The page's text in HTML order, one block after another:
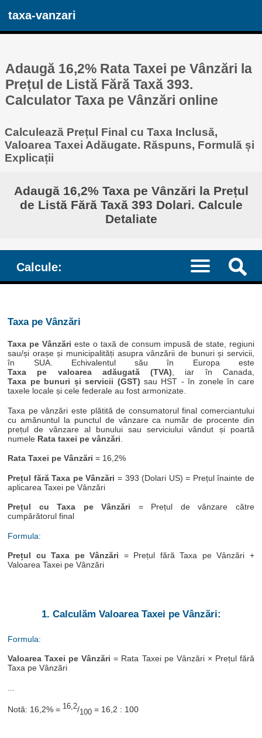
taxa-vanzari
Adaugă 16,2% Rata Taxei pe Vânzări la
Prețul de Listă Fără Taxă 393.
Calculator Taxa pe Vânzări online
Calculează Prețul Final cu Taxa Inclusă,
Valoarea Taxei Adăugate. Răspuns, Formulă și
Explicații
Adaugă 16,2% Taxa pe Vânzări la Prețul
de Listă Fără Taxă 393 Dolari. Calcule
Detaliate
Calcule:
Taxa pe Vânzări
Taxa pe Vânzări este o taxă de consum impusă de state, regiuni
sau/și orașe și municipalități asupra vânzării de bunuri și servicii,
în SUA. Echivalentul său în Europa este
Taxa pe valoarea adăugată (TVA) , iar în Canada,
Taxa pe bunuri și servicii (GST) sau HST - în zonele în care
taxele locale și cele federale au fost armonizate.
Taxa pe vânzări este plătită de consumatorul final comerciantului
cu amănuntul la punctul de vânzare ca număr de procente din
prețul de vânzare al bunului sau serviciului vândut și poartă
numele Rata taxei pe vânzări
Rata Taxei pe Vânzări = 16,2%
Prețul fără Taxa pe Vânzări = 393 (Dolari US) = Prețul înainte de
aplicarea Taxei pe Vânzări
Prețul cu Taxa pe Vânzări = Prețul de vânzare către
cumpărătorul final
Formula:
Prețul cu Taxa pe Vânzări = Prețul fără Taxa pe Vânzări +
Valoarea Taxei pe Vânzări
1. Calculăm Valoarea Taxei pe Vânzări:
Formula:
Valoarea Taxei pe Vânzări = Rata Taxei pe Vânzări × Prețul fără
Taxa pe Vânzări
Notă: 16,2% = 16,2/100 = 16,2 : 100